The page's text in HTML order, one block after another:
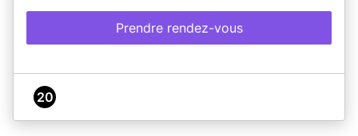
Prendre rendez-vous
20